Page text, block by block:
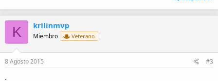
K krilinmvp
Miembro Veterano
8 Agosto 2015 #3
.